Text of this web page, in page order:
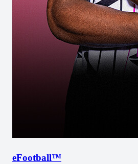
eFootball™